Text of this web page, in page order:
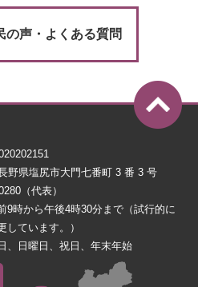
の声・よくある質問
野県塩尻市大門七番町 3 番 3 号
（代表）
9時から午後4時30分まで（試行的に
しています。）
、日曜日、祝日、年末年始